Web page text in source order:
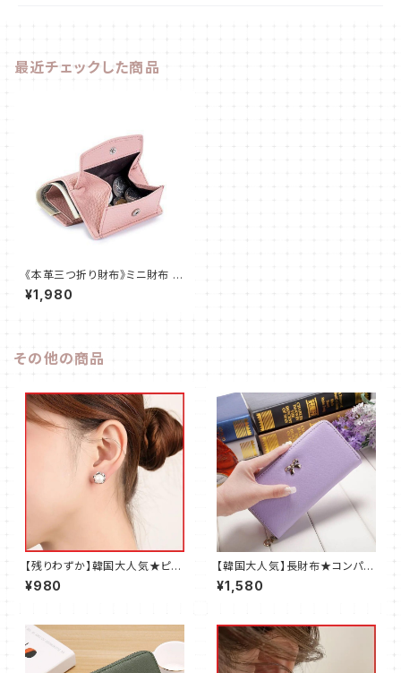
最近チェックした商品
《本革三つ折り財布》ミニ財布 薄
くて軽い レディース ベージュ@
¥1,980
その他の商品
【残りわずか】韓国大人気★ピア
ス★イヤリング★かわいい★パ
ール★レディース
¥980
【韓国大人気】長財布★コンパク
ト★リボンが可愛い★レディー
ス★パープル@
¥1,580